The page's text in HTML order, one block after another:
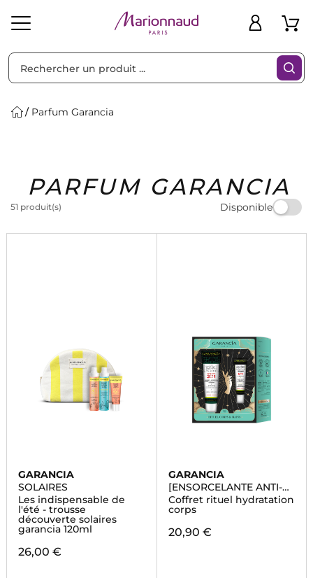
Solaire Homme Marques Idées
Cadeaux
Bons
Plans
Parfum Garancia
PARFUM GARANCIA
51 produit(s) Disponible
Filtres
GARANCIA
SOLAIRES
Les indispensable de
l'été - trousse
découverte solaires
garancia 120ml
26,00 €
GARANCIA
[ENSORCELANTE ANTI-
PEAU DE CROCO]
Coffret rituel hydratation
corps
20,90 €